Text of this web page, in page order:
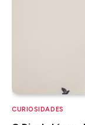
CURIOSIDADES